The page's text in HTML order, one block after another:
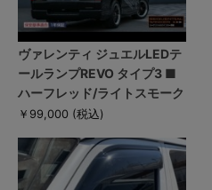
ヴァレンティ ジュエルLEDテ
ールランプREVO タイプ3 ■
ハーフレッド/ライトスモーク
￥99,000 (税込)